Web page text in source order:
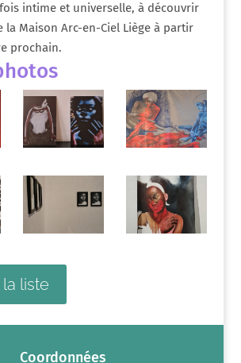
intime et universelle, à découvrir
la Maison Arc-en-Ciel Liège à partir
prochain.
liste
Coordonnées